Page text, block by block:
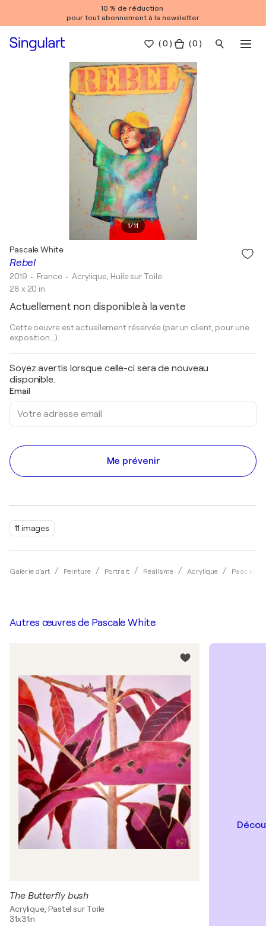
10 % de réduction
pour tout abonnement à la newsletter
(0 ) ( 0 )
1/11
11 images
Galerie d'art Peinture Portrait Réalisme Acrylique Pascale
Rebel
Pascale White
2019 • France •Acrylique, Huile sur Toile
28 x 20 in
Actuellement non disponible à la vente
Cette oeuvre est actuellement réservée (par un client, pour une
exposition...).
Soyez avertis lorsque celle-ci sera de nouveau
disponible.
Email
Me prévenir
Autres œuvres de Pascale White
The Butterfly bush
Acrylique, Pastel sur Toile
31x31in